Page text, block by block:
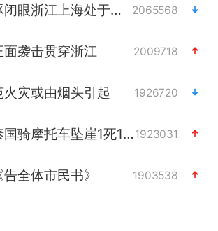
台风白海豚闭眼浙江上海处于危险半圆 2065568
面袭击贯穿浙江 2009718
灾或由烟头引起 1926720
中国父女泰国骑摩托车坠崖1死1伤1923031
全体市民书》 1903538